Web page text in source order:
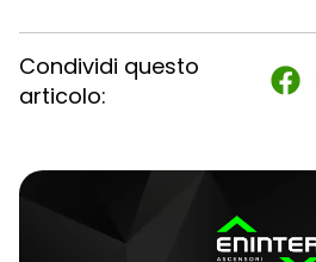
Condividi questo
articolo: